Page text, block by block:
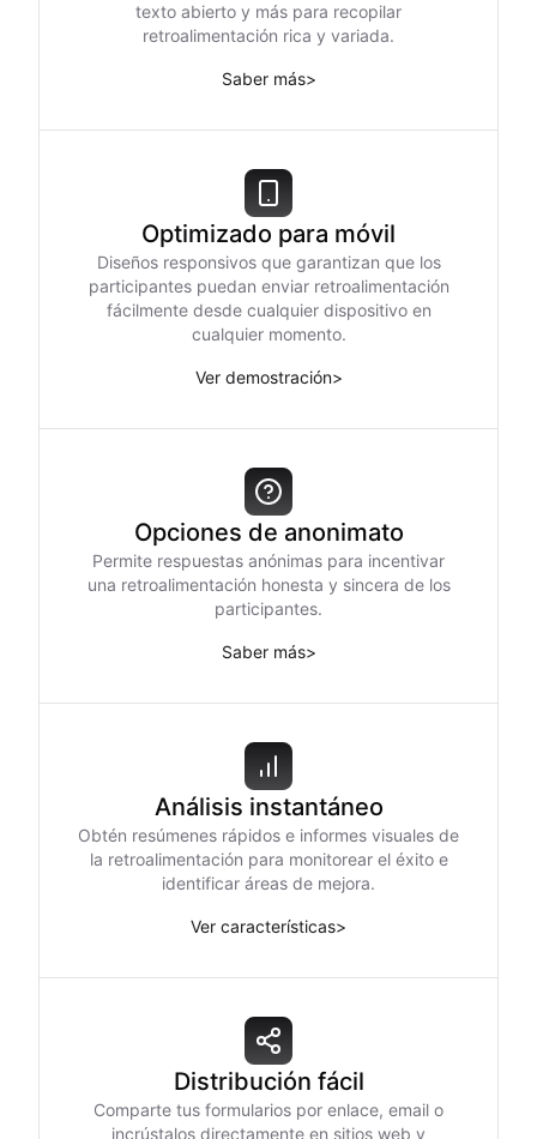
texto abierto y más para recopilar
retroalimentación rica y variada.
Saber más>
Optimizado para móvil
Diseños responsivos que garantizan que los
participantes puedan enviar retroalimentación
fácilmente desde cualquier dispositivo en
cualquier momento.
Ver demostración>
Opciones de anonimato
Permite respuestas anónimas para incentivar
una retroalimentación honesta y sincera de los
participantes.
Saber más>
Análisis instantáneo
Obtén resúmenes rápidos e informes visuales de
la retroalimentación para monitorear el éxito e
identificar áreas de mejora.
Ver características>
Distribución fácil
Comparte tus formularios por enlace, email o
incrústalos directamente en sitios web y